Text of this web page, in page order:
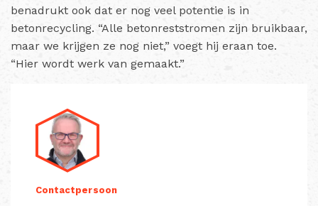
benadrukt ook dat er nog veel potentie is in
betonrecycling. “Alle betonreststromen zijn bruikbaar,
maar we krijgen ze nog niet,” voegt hij eraan toe.
“Hier wordt werk van gemaakt.”
Contactpersoon